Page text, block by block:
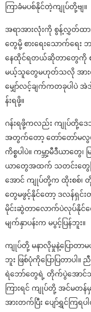
ကြာခံမပစ်နိုင်တဲ့ကျုပ်တို့ဗျ။
အရာအားလုံးကို စွန့်လွှတ်ထား
တွေမို့ စားရေးသောက်ရေ
နေထိုင်ရတယ်ဆိုတာတွေကို စ
မယ့်သူတွေမဟုတ်သလို အား
မျှော်လင့်ချက်ကတခုပါပဲ အဲ
န်းရဖို့။
ဂန်းရဖို့ကလည်း ကျုပ်တို့ဒ
အတွက်တော့ တော်တော်မ
ကိစ္စပါပဲ။ ကမ္ဘာ့မီဒီယာတွေ၊ မ
ယာတွေအထက် သတင်းတွေဖ
အောင် ကျုပ်တို့က ထိုးစစ်၊
တွေမဖွင့်နိုင်တော့ ဒလန်ရှင်းတ
မိုင်းဆွဲတာလောက်ပဲလုပ်နိုင်
မျက်နှာပန်းက မပွင့်ပြန်ဘူး။
ကျုပ်တို့ မနာလိုမှုနဲ့ပြောတာ
ဘူး ဖြစ်ပုံကိုပြောပြတာပါ။
ရဲဘော်တွေရဲ့ တိုက်ပွဲအော
ကြားရင် ကျုပ်တို့ အင်မတန်မှ
အားတက်ပြီး ပျော်ရွှင်ကြရ